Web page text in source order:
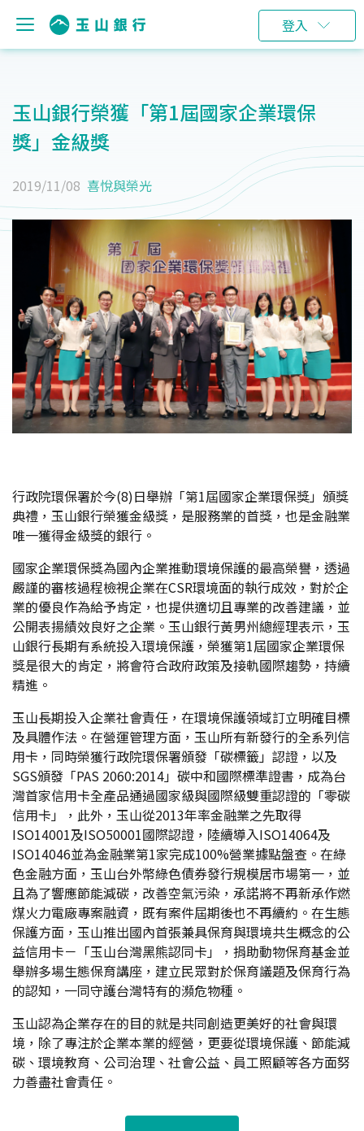
登入
玉山銀行榮獲「第1屆國家企業環保
獎」金級獎
2019/11/08 喜悅與榮光
行政院環保署於今(8)日舉辦「第1屆國家企業環保獎」頒獎
典禮，玉山銀行榮獲金級獎，是服務業的首獎，也是金融業
唯一獲得金級獎的銀行。
國家企業環保獎為國內企業推動環境保護的最高榮譽，透過
嚴謹的審核過程檢視企業在CSR環境面的執行成效，對於企
業的優良作為給予肯定，也提供適切且專業的改善建議，並
公開表揚績效良好之企業。玉山銀行黃男州總經理表示，玉
山銀行長期有系統投入環境保護，榮獲第1屆國家企業環保
獎是很大的肯定，將會符合政府政策及接軌國際趨勢，持續
精進。
玉山長期投入企業社會責任，在環境保護領域訂立明確目標
及具體作法。在營運管理方面，玉山所有新發行的全系列信
用卡，同時榮獲行政院環保署頒發「碳標籤」認證，以及
SGS頒發「PAS 2060:2014」碳中和國際標準證書，成為台
灣首家信用卡全產品通過國家級與國際級雙重認證的「零碳
信用卡」，此外，玉山從2013年率金融業之先取得
ISO14001及ISO50001國際認證，陸續導入ISO14064及
ISO14046並為金融業第1家完成100%營業據點盤查。在綠
色金融方面，玉山台外幣綠色債券發行規模居市場第一，並
且為了響應節能減碳，改善空氣污染，承諾將不再新承作燃
煤火力電廠專案融資，既有案件屆期後也不再續約。在生態
保護方面，玉山推出國內首張兼具保育與環境共生概念的公
益信用卡－「玉山台灣黑熊認同卡」，捐助動物保育基金並
舉辦多場生態保育講座，建立民眾對於保育議題及保育行為
的認知，一同守護台灣特有的瀕危物種。
玉山認為企業存在的目的就是共同創造更美好的社會與環
境，除了專注於企業本業的經營，更要從環境保護、節能減
碳、環境教育、公司治理、社會公益、員工照顧等各方面努
力善盡社會責任。